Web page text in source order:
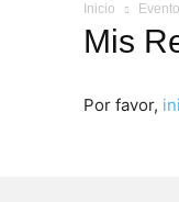
Inicio
Mis
Por favor,